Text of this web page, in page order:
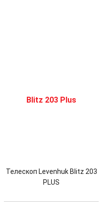
Телескоп Levenhuk Blitz 203
PLUS